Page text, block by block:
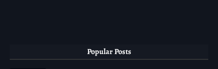
Popular Posts